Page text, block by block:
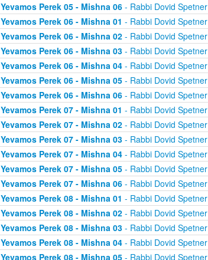
Yevamos Perek 05 - Mishna 06- Rabbi Dovid Spetner
Yevamos Perek 06 - Mishna 01 - Rabbi Dovid Spetner
Yevamos Perek 06 - Mishna 02- Rabbi Dovid Spetner
Yevamos Perek 06 - Mishna 03- Rabbi Dovid Spetner
Yevamos Perek 06 - Mishna 04- Rabbi Dovid Spetner
Yevamos Perek 06 - Mishna 05- Rabbi Dovid Spetner
Yevamos Perek 06 - Mishna 06- Rabbi Dovid Spetner
Yevamos Perek 07 - Mishna 01 - Rabbi Dovid Spetner
Yevamos Perek 07 - Mishna 02- Rabbi Dovid Spetner
Yevamos Perek 07 - Mishna 03- Rabbi Dovid Spetner
Yevamos Perek 07 - Mishna 04- Rabbi Dovid Spetner
Yevamos Perek 07 - Mishna 05- Rabbi Dovid Spetner
Yevamos Perek 07 - Mishna 06- Rabbi Dovid Spetner
Yevamos Perek 08 - Mishna 01 - Rabbi Dovid Spetner
Yevamos Perek 08 - Mishna 02- Rabbi Dovid Spetner
Yevamos Perek 08 - Mishna 03- Rabbi Dovid Spetner
Yevamos Perek 08 - Mishna 04- Rabbi Dovid Spetner
Yevamos Perek 08 - Mishna 05- Rabbi Dovid Spetner